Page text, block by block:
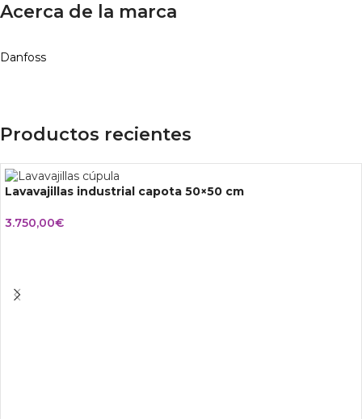
Acerca de la marca
Danfoss
Productos recientes
Lavavajillas industrial capota 50×50 cm
3.750,00€